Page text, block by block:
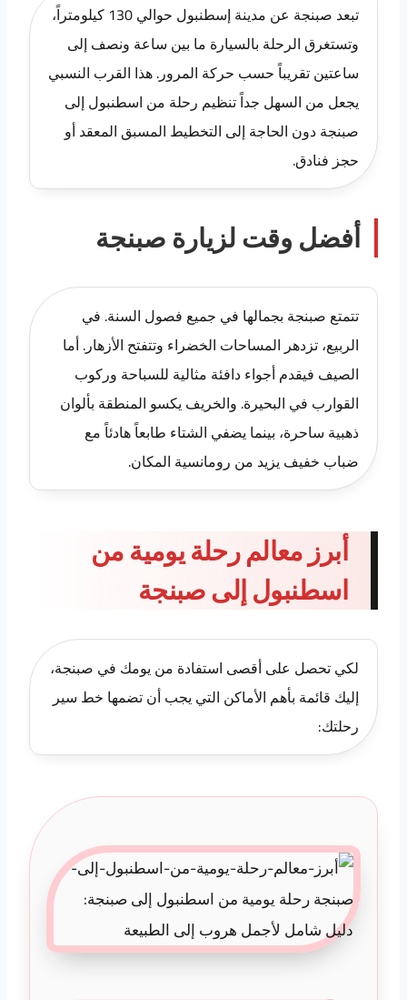
تبعد صبنجة عن مدينة إسطنبول حوالي 130 كيلومتراً،
وتستغرق الرحلة بالسيارة ما بين ساعة ونصف إلى
ساعتين تقريباً حسب حركة المرور. هذا القرب النسبي
يجعل من السهل جداً تنظيم رحلة من اسطنبول إلى
صبنجة دون الحاجة إلى التخطيط المسبق المعقد أو
حجز فنادق.
أفضل وقت لزيارة صبنجة
تتمتع صبنجة بجمالها في جميع فصول السنة. في
الربيع، تزدهر المساحات الخضراء وتتفتح الأزهار. أما
الصيف فيقدم أجواء دافئة مثالية للسباحة وركوب
القوارب في البحيرة. والخريف يكسو المنطقة بألوان
ذهبية ساحرة، بينما يضفي الشتاء طابعاً هادئاً مع
ضباب خفيف يزيد من رومانسية المكان.
أبرز معالم رحلة يومية من
اسطنبول إلى صبنجة
لكي تحصل على أقصى استفادة من يومك في صبنجة،
إليك قائمة بأهم الأماكن التي يجب أن تضمها خط سير
رحلتك: